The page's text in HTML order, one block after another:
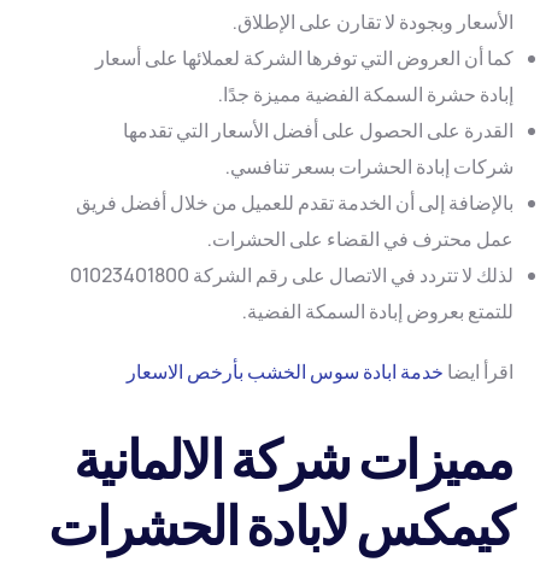
الأسعار وبجودة لا تقارن على الإطلاق.
كما أن العروض التي توفرها الشركة لعملائها على أسعار
إبادة حشرة السمكة الفضية مميزة جدًا.
القدرة على الحصول على أفضل الأسعار التي تقدمها
شركات إبادة الحشرات بسعر تنافسي.
بالإضافة إلى أن الخدمة تقدم للعميل من خلال أفضل فريق
عمل محترف في القضاء على الحشرات.
لذلك لا تتردد في الاتصال على رقم الشركة 01023401800
للتمتع بعروض إبادة السمكة الفضية.
اقرأ ايضا خدمة ابادة سوس الخشب بأرخص الاسعار
مميزات شركة الالمانية
كيمكس لابادة الحشرات